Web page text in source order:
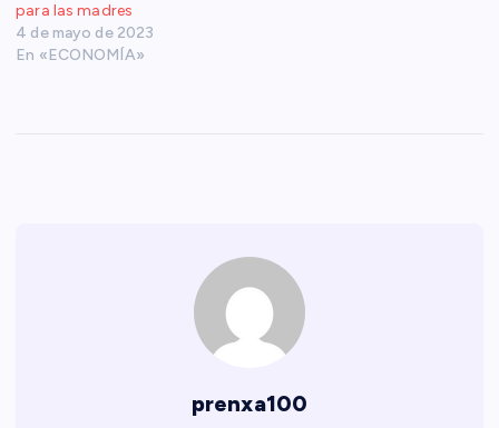
para las madres
4 de mayo de 2023
En «ECONOMÍA»
prenxa100